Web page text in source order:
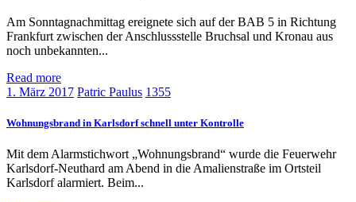
Am Sonntagnachmittag ereignete sich auf der BAB 5 in Richtung
Frankfurt zwischen der Anschlussstelle Bruchsal und Kronau aus
noch unbekannten...
Read more
1. März 2017 Patric Paulus 1355
Wohnungsbrand in Karlsdorf schnell unter Kontrolle
Mit dem Alarmstichwort „Wohnungsbrand“ wurde die Feuerwehr
Karlsdorf-Neuthard am Abend in die Amalienstraße im Ortsteil
Karlsdorf alarmiert. Beim...